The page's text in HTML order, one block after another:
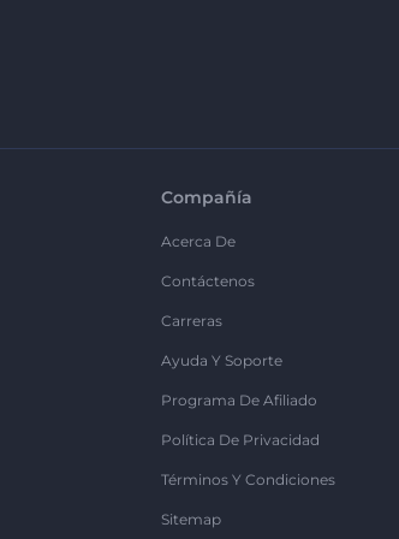
Compañía
Acerca De
Contáctenos
Carreras
Ayuda Y Soporte
Programa De Afiliado
Política De Privacidad
Términos Y Condiciones
Sitemap